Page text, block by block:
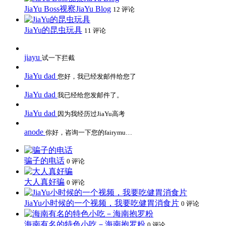
JiaYu Boss视察JiaYu Blog 12 评论
JiaYu的昆虫玩具 11 评论
jiayu 试一下拦截
JiaYu dad 您好，我已经发邮件给您了
JiaYu dad 我已经给您发邮件了。
JiaYu dad 因为我经历过JiaYu高考
anode 你好，咨询一下您的fairymu…
骗子的电话 0 评论
大人真好骗 0 评论
JiaYu小时候的一个视频，我要吃健胃消食片 0 评论
海南有名的特色小吃－海南抱罗粉